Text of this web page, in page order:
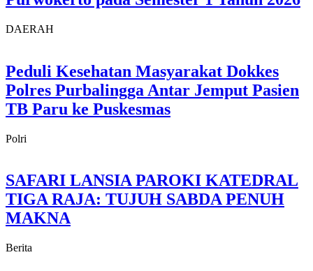
DAERAH
Peduli Kesehatan Masyarakat Dokkes
Polres Purbalingga Antar Jemput Pasien
TB Paru ke Puskesmas
Polri
SAFARI LANSIA PAROKI KATEDRAL
TIGA RAJA: TUJUH SABDA PENUH
MAKNA
Berita